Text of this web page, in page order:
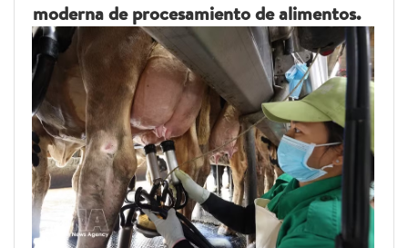
moderna de procesamiento de alimentos.